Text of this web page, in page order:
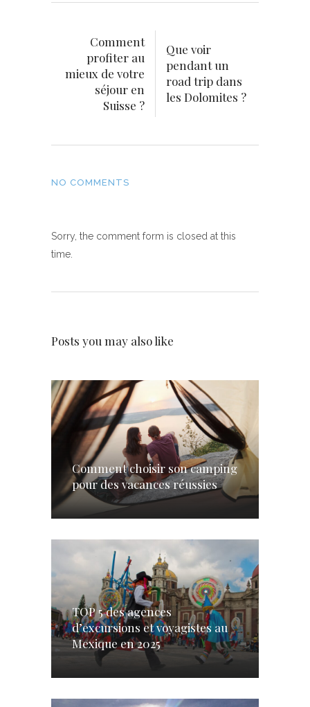
Comment
profiter au
mieux de votre
séjour en
Suisse ?
Que voir
pendant un
road trip dans
les Dolomites ?
NO COMMENTS
Sorry, the comment form is closed at this
time.
Posts you may also like
Comment choisir son camping
pour des vacances réussies
TOP 5 des agences
d’excursions et voyagistes au
Mexique en 2025